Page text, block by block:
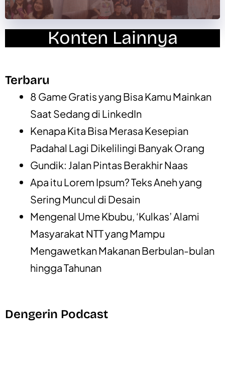
Konten Lainnya
Terbaru
8 Game Gratis yang Bisa Kamu Mainkan
Saat Sedang di LinkedIn
Kenapa Kita Bisa Merasa Kesepian
Padahal Lagi Dikelilingi Banyak Orang
Gundik: Jalan Pintas Berakhir Naas
Apa itu Lorem Ipsum? Teks Aneh yang
Sering Muncul di Desain
Mengenal Ume Kbubu, ‘Kulkas’ Alami
Masyarakat NTT yang Mampu
Mengawetkan Makanan Berbulan-bulan
hingga Tahunan
Dengerin Podcast